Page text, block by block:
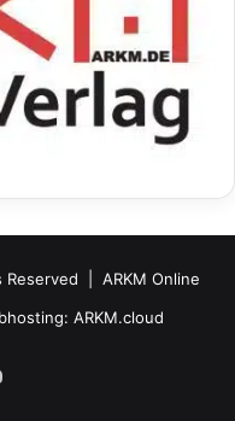
Reserved | ARKM Online
ARKM.cloud